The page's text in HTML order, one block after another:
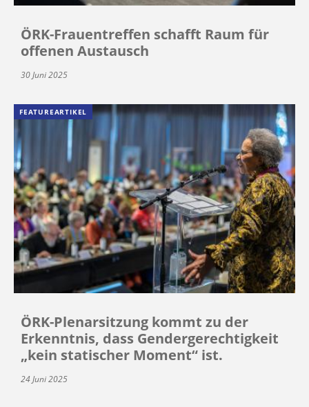
ÖRK-Frauentreffen schafft Raum für
offenen Austausch
30 Juni 2025
FEATUREARTIKEL
ÖRK-Plenarsitzung kommt zu der
Erkenntnis, dass Gendergerechtigkeit
„kein statischer Moment“ ist.
24 Juni 2025